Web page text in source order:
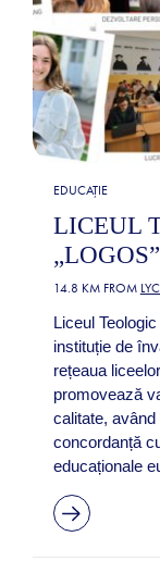
EDUCAȚIE
LICEUL
„LOGOS”
14.8 KM FROM
Liceul
instituție de
rețeaua
promovează
calitate,
concordanță
educaționale